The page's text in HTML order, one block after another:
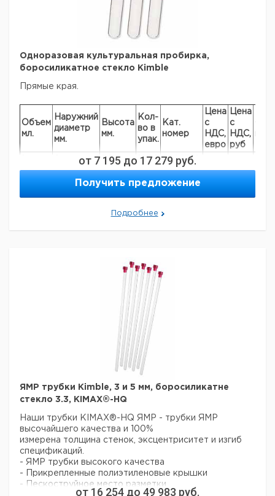
Одноразовая культуральная пробирка,
боросиликатное стекло Kimble
Прямые края.
Объем
мл.
Наружний
диаметр
мм.
Высота
мм.
Кол-
во в
упак.
Кат.
номер
Цена
с
НДС,
евро
Цена
с
НДС,
руб
50 1000 6202371
4
10 75 1000 6073292
75 1000 6202825
100 1000 6084955
24
16 150 1000 6257491
от 7 195 до 17 279 руб.
Получить предложение
Подробнее
ЯМР трубки Kimble, 3 и 5 мм, боросиликатне
стекло 3.3, KIMAX®-HQ
Наши трубки KIMAX®-HQ ЯМР - трубки ЯМР
высочайшего качества и 100%
измерена толщина стенок, эксцентриситет и изгиб
спецификаций.
- ЯМР трубки высокого качества
- Прикрепленные полиэтиленовые крышки
- Пескоструйное место разметки
от 16 254 до 49 983 руб.